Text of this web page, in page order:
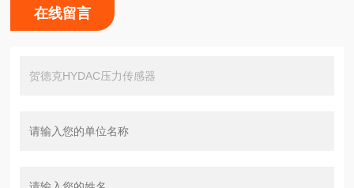
在线留言